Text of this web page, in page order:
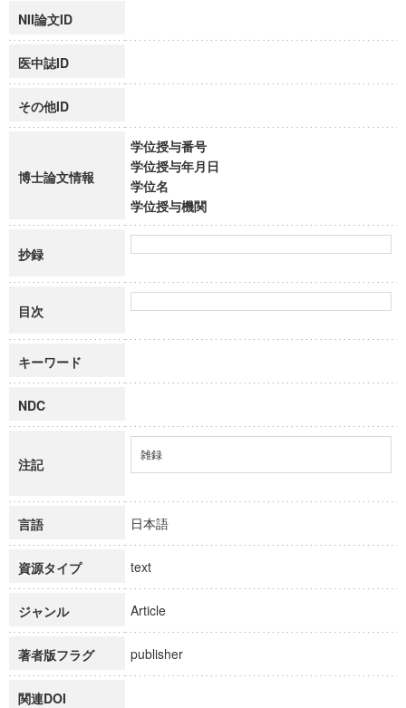
NII論文ID
医中誌ID
その他ID
博士論文情報
学位授与番号
学位授与年月日
学位名
学位授与機関
抄録
目次
キーワード
NDC
注記
雑録
言語 日本語
資源タイプ text
ジャンル Article
著者版フラグ publisher
関連DOI